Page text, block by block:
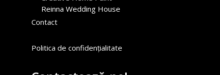
Reinna Wedding House
Contact
Politica de confidențialitate